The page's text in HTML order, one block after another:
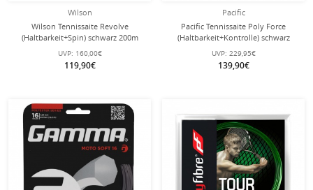
Wilson
Wilson Tennissaite Revolve
(Haltbarkeit+Spin) schwarz 200m
Rolle
UVP: 160,00€
119,90€
Pacific
Pacific Tennissaite Poly Force
(Haltbarkeit+Kontrolle) schwarz
200m Rolle
UVP: 229,95€
139,90€